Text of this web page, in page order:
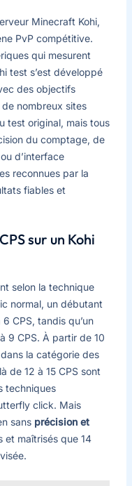
Minecraft Kohi,
PvP compétitive.
qui mesurent
test s’est développé
des objectifs
nombreux sites
test original, mais tous
du comptage, de
d’interface
reconnues par la
fiables et
sur un Kohi
selon la technique
normal, un débutant
CPS, tandis qu’un
9 CPS. À partir de 10
la catégorie des
de 12 à 15 CPS sont
techniques
click. Mais
sans précision et
et maîtrisés que 14